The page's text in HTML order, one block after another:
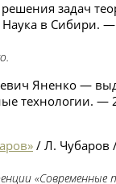
задач
в Сибири.
Яненко —
технологии. —
/ Л.